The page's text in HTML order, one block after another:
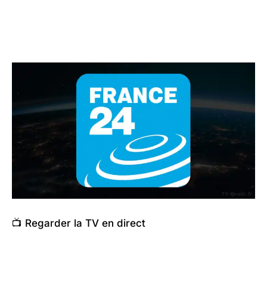
📺 Regarder la TV en direct